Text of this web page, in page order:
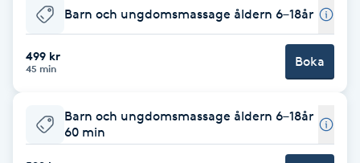
Fibromassage
Fillers
Fotmassage
Fotsvamp
Barn och ungdomsmassage åldern 6–18år
499 kr
45 min Boka
Barn och ungdomsmassage åldern 6–18år
60 min